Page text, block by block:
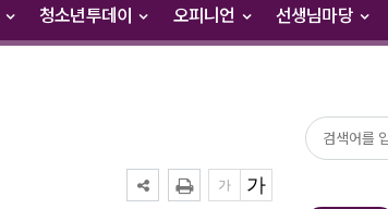
청소년투데이 오피니언 선생님마당